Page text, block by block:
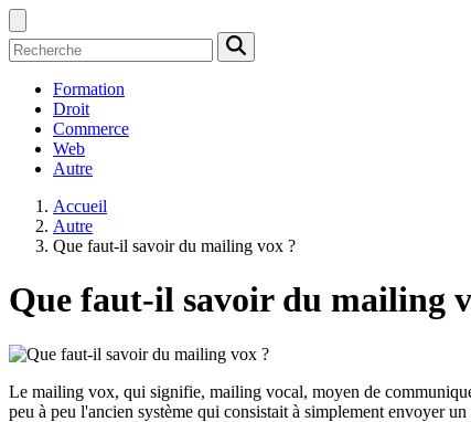
Formation
Droit
Commerce
Web
Autre
Accueil
Autre
Que faut-il savoir du mailing vox ?
Que faut-il savoir du mailing
Le mailing vox, qui signifie, mailing vocal, moyen de
peu à peu l'ancien système qui consistait à simplement envoyer